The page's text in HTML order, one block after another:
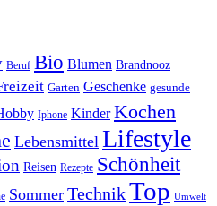
Beruf Bio Blumen Brandnooz
Garten Geschenke gesunde
Iphone Kinder Kochen
Lebensmittel Lifestyle
Reisen Rezepte Schönheit
Sommer TechnikTop Umwelt